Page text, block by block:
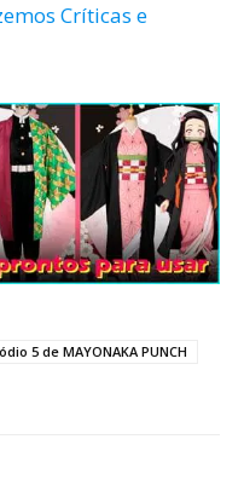
Críticas e
5 de MAYONAKA PUNCH